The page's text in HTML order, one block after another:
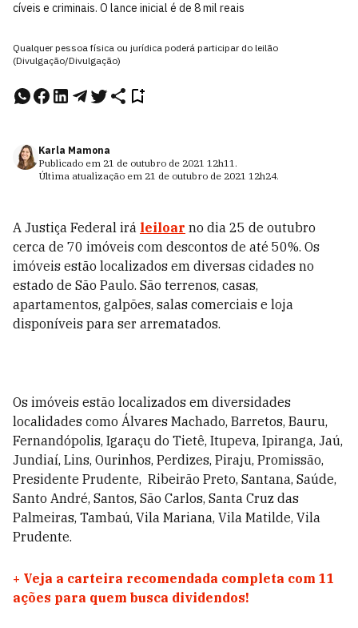
cíveis e criminais. O lance inicial é de 8 mil reais
Qualquer pessoa física ou jurídica poderá participar do leilão
(Divulgação/Divulgação)
Karla Mamona
Publicado em 21 de outubro de 2021 12h11.
Última atualização em 21 de outubro de 2021 12h24.
A Justiça Federal irá leiloar no dia 25 de outubro
cerca de 70 imóveis com descontos de até 50%. Os
imóveis estão localizados em diversas cidades no
estado de São Paulo. São terrenos, casas,
apartamentos, galpões, salas comerciais e loja
disponíveis para ser arrematados.
Os imóveis estão localizados em diversidades
localidades como Álvares Machado, Barretos, Bauru,
Fernandópolis, Igaraçu do Tietê, Itupeva, Ipiranga, Jaú,
Jundiaí, Lins, Ourinhos, Perdizes, Piraju, Promissão,
Presidente Prudente, Ribeirão Preto, Santana, Saúde,
Santo André, Santos, São Carlos, Santa Cruz das
Palmeiras, Tambaú, Vila Mariana, Vila Matilde, Vila
Prudente.
+ Veja a carteira recomendada completa com 11
ações para quem busca dividendos!